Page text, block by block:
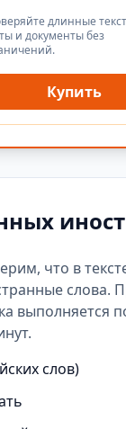
длинные
и документы без
Купить
что в
слова.
выполняется
слов)